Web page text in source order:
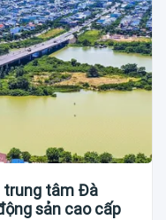
trung tâm Đà
sản cao cấp